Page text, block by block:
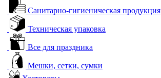
Санитарно-гигиеническая продукция
Техническая упаковка
Все для праздника
Мешки, сетки, сумки